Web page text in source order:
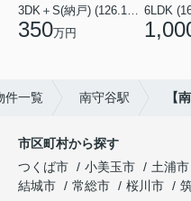
3DK＋S(納戸) (126.19㎡)
350万円
6LDK
件一覧 南守谷駅 【
市区町村から探す
つくば市
小美玉市 土浦市
結城市
常総市 桜川市